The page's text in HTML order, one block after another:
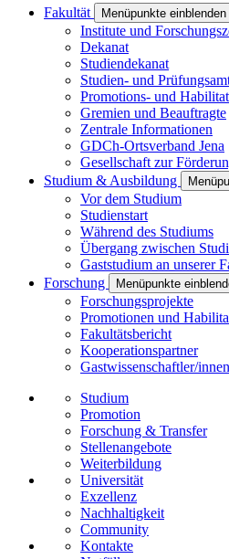
Fakultät Menüpunkte einblenden
Institute und
Dekanat
Studiendekanat
Studien- und
Promotions- und
Gremien und Beauftragte
Zentrale Informationen
GDCh-Ortsverband Jena
Gesellschaft zur
Studium & Ausbildung
Vor dem Studium
Studienstart
Während des Studiums
Übergang zwischen
Gaststudium an unserer
Forschung
Menüpunkte
Forschungsprojekte
Promotionen und
Fakultätsbericht
Kooperationspartner
Gastwissenschaftler/
Studium
Promotion
Forschung & Transfer
Stellenangebote
Weiterbildung
Universität
Exzellenz
Nachhaltigkeit
Community
Kontakte